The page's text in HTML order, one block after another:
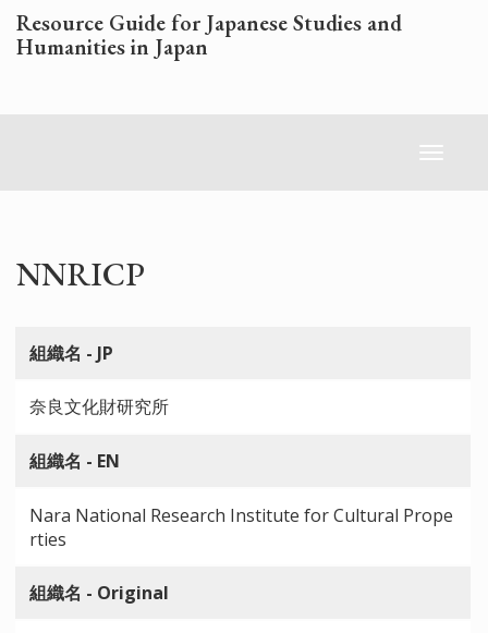
Skip
to
main
Resource Guide for Japanese Studies and
Humanities in Japan
Toggle
NNRICP
組織名 - JP
奈良文化財研究所
組織名 - EN
Nara National Research Institute for Cultural Prope
rties
組織名 - Original